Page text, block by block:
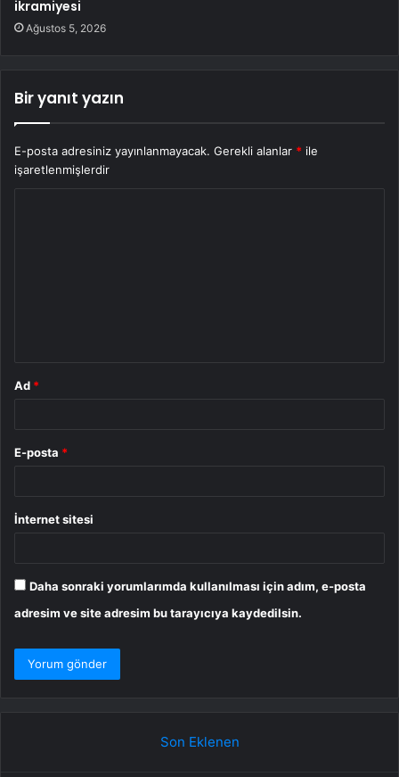
ikramiyesi
Ağustos 5, 2026
Bir yanıt yazın
E-posta adresiniz yayınlanmayacak. Gerekli alanlar * ile
işaretlenmişlerdir
Ad *
E-posta *
İnternet sitesi
Daha sonraki yorumlarımda kullanılması için adım, e-posta
adresim ve site adresim bu tarayıcıya kaydedilsin.
Son Eklenen